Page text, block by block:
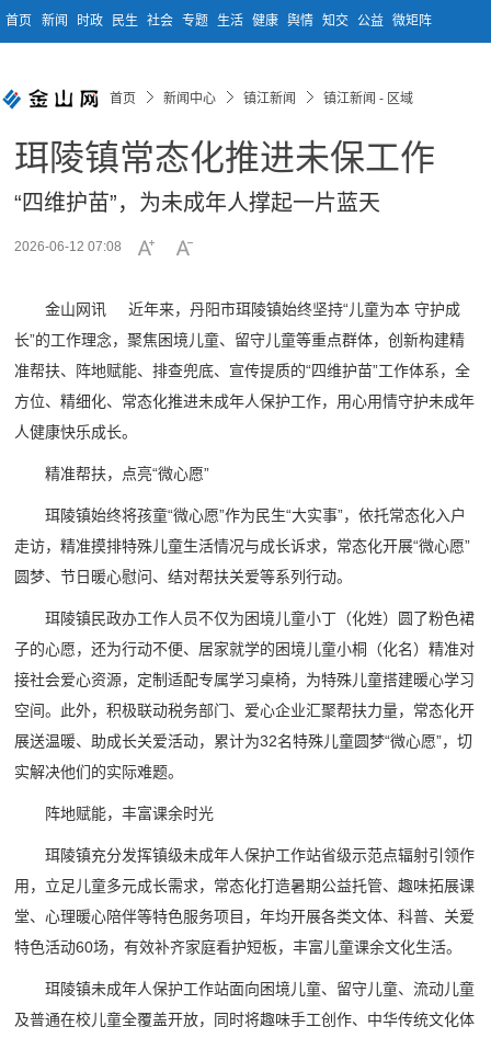
首页 新闻 时政 民生 社会 专题 生活 健康 舆情 知交 公益 微矩阵
首页 新闻中心 镇江新闻 镇江新闻 - 区域
珥陵镇常态化推进未保工作
“四维护苗”，为未成年人撑起一片蓝天
2026-06-12 07:08
金山网讯 近年来，丹阳市珥陵镇始终坚持“儿童为本 守护成
长”的工作理念，聚焦困境儿童、留守儿童等重点群体，创新构建精
准帮扶、阵地赋能、排查兜底、宣传提质的“四维护苗”工作体系，全
方位、精细化、常态化推进未成年人保护工作，用心用情守护未成年
人健康快乐成长。
精准帮扶，点亮“微心愿”
珥陵镇始终将孩童“微心愿”作为民生“大实事”，依托常态化入户
走访，精准摸排特殊儿童生活情况与成长诉求，常态化开展“微心愿”
圆梦、节日暖心慰问、结对帮扶关爱等系列行动。
珥陵镇民政办工作人员不仅为困境儿童小丁（化姓）圆了粉色裙
子的心愿，还为行动不便、居家就学的困境儿童小桐（化名）精准对
接社会爱心资源，定制适配专属学习桌椅，为特殊儿童搭建暖心学习
空间。此外，积极联动税务部门、爱心企业汇聚帮扶力量，常态化开
展送温暖、助成长关爱活动，累计为32名特殊儿童圆梦“微心愿”，切
实解决他们的实际难题。
阵地赋能，丰富课余时光
珥陵镇充分发挥镇级未成年人保护工作站省级示范点辐射引领作
用，立足儿童多元成长需求，常态化打造暑期公益托管、趣味拓展课
堂、心理暖心陪伴等特色服务项目，年均开展各类文体、科普、关爱
特色活动60场，有效补齐家庭看护短板，丰富儿童课余文化生活。
珥陵镇未成年人保护工作站面向困境儿童、留守儿童、流动儿童
及普通在校儿童全覆盖开放，同时将趣味手工创作、中华传统文化体